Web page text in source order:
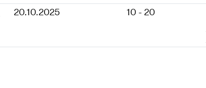
20.10.2025 10 - 20